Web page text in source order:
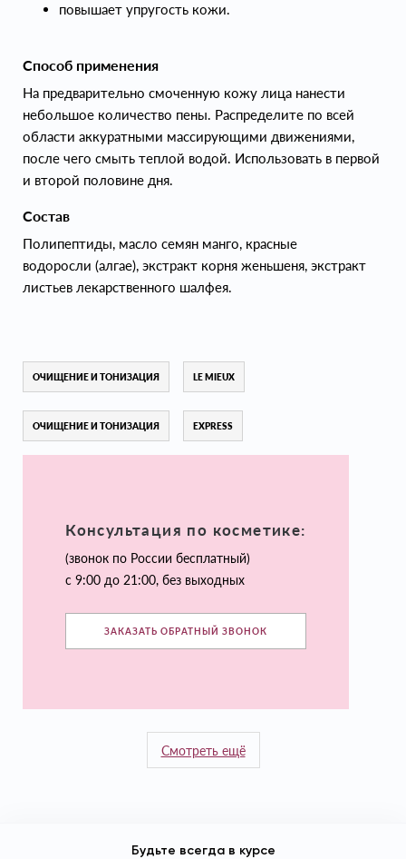
повышает упругость кожи.
Способ применения
На предварительно смоченную кожу лица нанести
небольшое количество пены. Распределите по всей
области аккуратными массирующими движениями,
после чего смыть теплой водой. Использовать в первой
и второй половине дня.
Состав
Полипептиды, масло семян манго, красные
водоросли (алгае), экстракт корня женьшеня, экстракт
листьев лекарственного шалфея.
ОЧИЩЕНИЕ И ТОНИЗАЦИЯ LE MIEUX
ОЧИЩЕНИЕ И ТОНИЗАЦИЯ EXPRESS
Консультация по косметике:
(звонок по России бесплатный)
с 9:00 до 21:00, без выходных
ЗАКАЗАТЬ ОБРАТНЫЙ ЗВОНОК
Смотреть ещё
Будьте всегда в курсе